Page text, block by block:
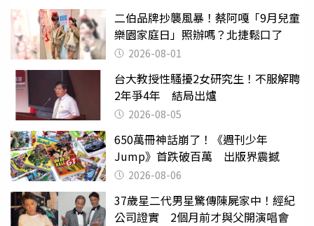
二伯品牌抄襲風暴！蔡阿嘎「9月兒童
樂園家庭日」照辦嗎？北捷鬆口了
2026-08-01
台大教授性騷擾2女研究生！不服解聘
2年爭4年 結局出爐
2026-08-05
650萬冊神話崩了！《週刊少年
Jump》首跌破百萬 出版界震撼
2026-08-06
37歲星二代男星驚傳陳屍家中！經紀
公司證實 2個月前才與父開演唱會